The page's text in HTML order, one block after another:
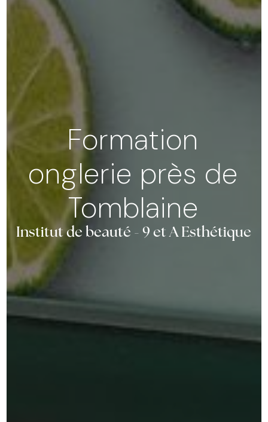
Formation
onglerie près de
Tomblaine
Institut de beauté - 9 et A Esthétique